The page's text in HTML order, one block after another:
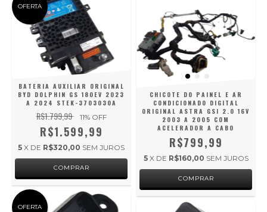
OFERTA
BATERIA AUXILIAR ORIGINAL
BYD DOLPHIN GS 180EV 2023
A 2024 STEK-3703030A
R$1.799,99 11% OFF
R$1.599,99
5 X DE R$320,00 SEM JUROS
CHICOTE DO PAINEL E AR
CONDICIONADO DIGITAL
ORIGINAL ASTRA GSI 2.0 16V
2003 A 2005 COM
ACELERADOR A CABO
R$799,99
5 X DE R$160,00 SEM JUROS
OFERTA